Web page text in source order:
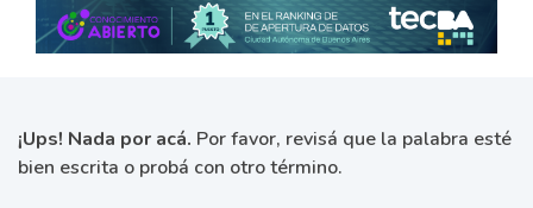
¡Ups! Nada por acá. Por favor, revisá que la palabra esté
bien escrita o probá con otro término.